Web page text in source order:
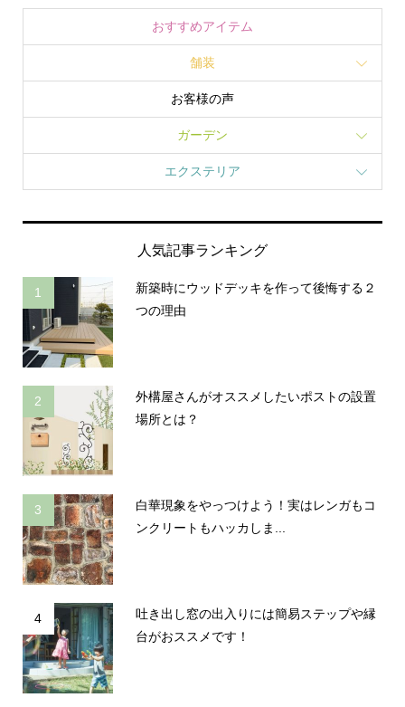
おすすめアイテム
舗装
お客様の声
ガーデン
エクステリア
人気記事ランキング
1
新築時にウッドデッキを作って後悔する２
つの理由
2
外構屋さんがオススメしたいポストの設置
場所とは？
3
白華現象をやっつけよう！実はレンガもコ
ンクリートもハッカしま...
4
吐き出し窓の出入りには簡易ステップや縁
台がおススメです！